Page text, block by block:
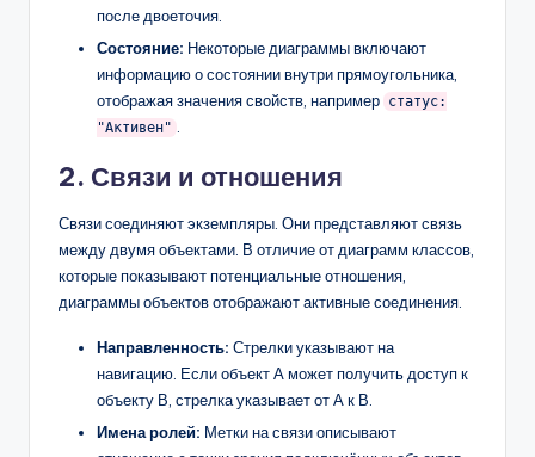
после двоеточия.
Состояние: Некоторые диаграммы включают
информацию о состоянии внутри прямоугольника,
отображая значения свойств, например статус:
"Активен"
2. Связи и отношения
Связи соединяют экземпляры. Они представляют связь
между двумя объектами. В отличие от диаграмм классов,
которые показывают потенциальные отношения,
диаграммы объектов отображают активные соединения.
Направленность: Стрелки указывают на
навигацию. Если объект А может получить доступ к
объекту В, стрелка указывает от А к В.
Имена ролей: Метки на связи описывают